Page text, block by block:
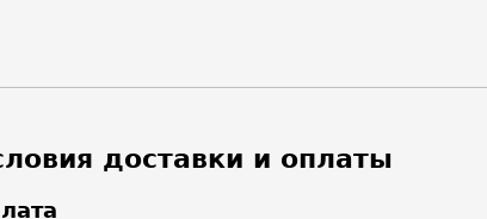
доставки и оплаты